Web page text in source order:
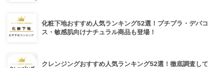
化粧下地おすすめ人気ランキング52選！プチプラ・デパコ
ス・敏感肌向けナチュラル商品も登場！
クレンジングおすすめ人気ランキング52選！徹底調査して